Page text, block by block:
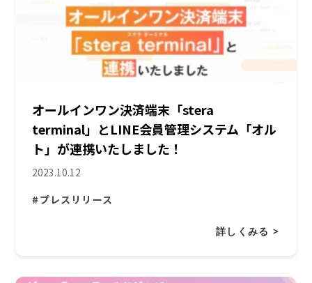
オールインワン決済端末「stera
terminal」とLINE会員管理システム「オル
ト」が連携いたしました！
2023.10.12
#プレスリリース
詳しくみる >